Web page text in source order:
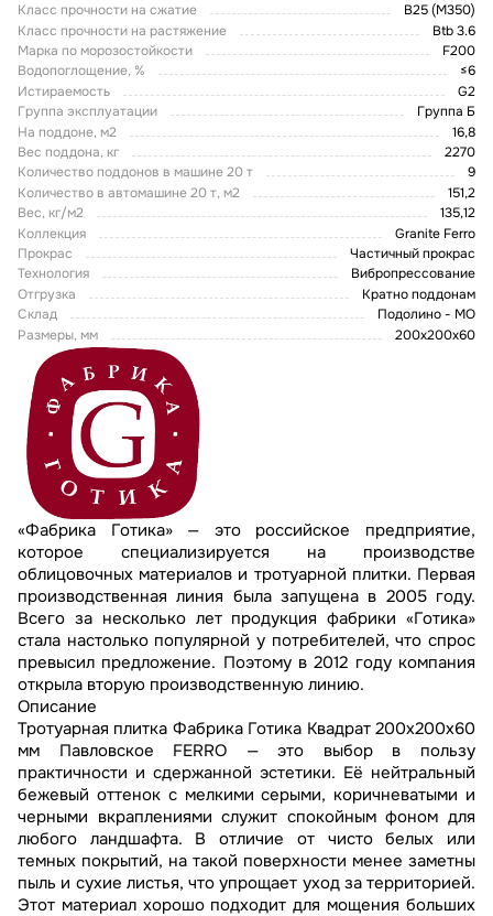
Класс прочности на сжатие
В25 (М350)
Класс прочности на растяжение
Btb 3.6
Марка по морозостойкости
F200
Водопоглощение, %
≤6
Истираемость
G2
Группа эксплуатации
Группа Б
На поддоне, м2
16,8
Вес поддона, кг
2270
Количество поддонов в машине 20 т
9
Количество в автомашине 20 т, м2
151,2
Вес, кг/м2
135,12
Коллекция
Granite Ferro
Прокрас
Частичный прокрас
Технология
Вибропрессование
Отгрузка
Кратно поддонам
Склад
Подолино - МО
Размеры, мм
200х200х60
«Фабрика Готика» — это российское предприятие,
которое специализируется на производстве
облицовочных материалов и тротуарной плитки. Первая
производственная линия была запущена в 2005 году.
Всего за несколько лет продукция фабрики «Готика»
стала настолько популярной у потребителей, что спрос
превысил предложение. Поэтому в 2012 году компания
открыла вторую производственную линию.
Описание
Тротуарная плитка Фабрика Готика Квадрат 200х200х60
мм Павловское FERRO — это выбор в пользу
практичности и сдержанной эстетики. Её нейтральный
бежевый оттенок с мелкими серыми, коричневатыми и
черными вкраплениями служит спокойным фоном для
любого ландшафта. В отличие от чисто белых или
темных покрытий, на такой поверхности менее заметны
пыль и сухие листья, что упрощает уход за территорией.
Этот материал хорошо подходит для мощения больших